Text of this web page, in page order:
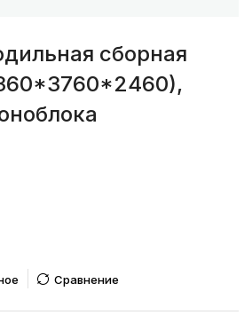
сборная
Сравнение